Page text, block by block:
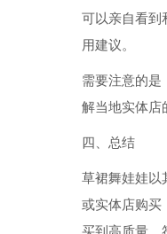
可以亲自看到
用建议。
需要注意的是
解当地实体店
四、总结
草裙舞娃娃以
或实体店购买
买到高质量、